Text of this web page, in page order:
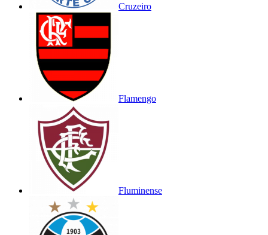
Cruzeiro
Flamengo
Fluminense